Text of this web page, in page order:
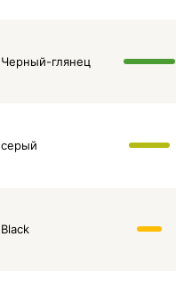
Черный-глянец
серый
Black